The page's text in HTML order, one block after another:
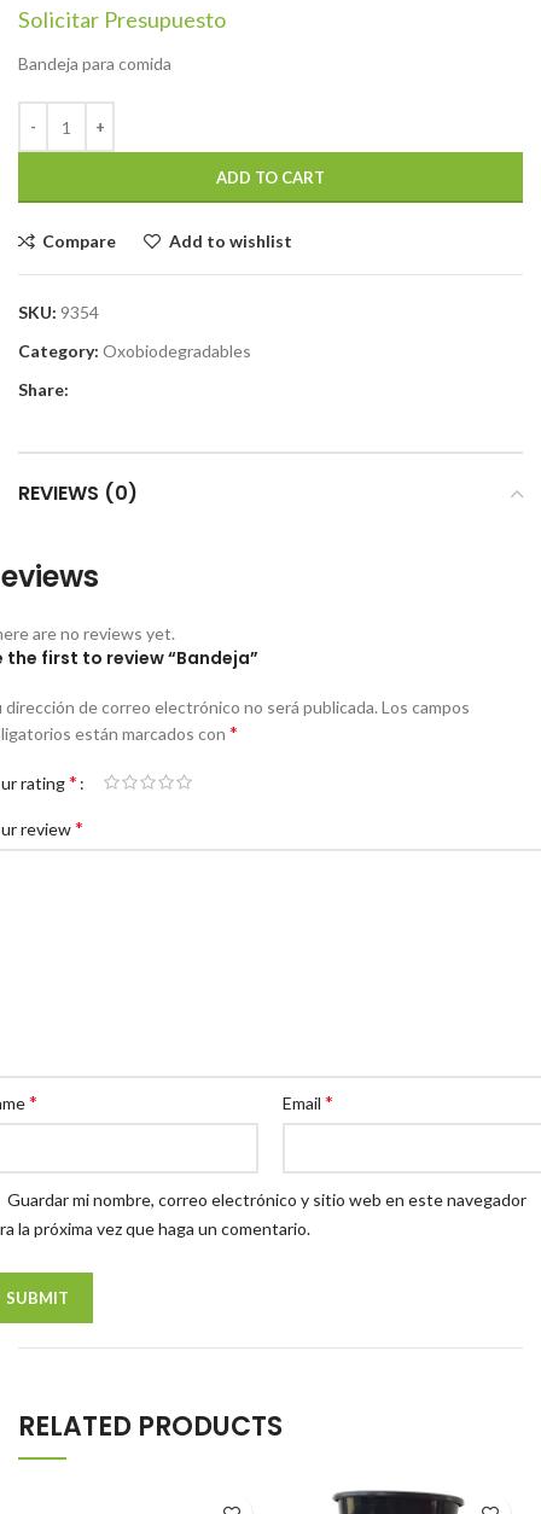
Solicitar Presupuesto
Bandeja para comida
ADD TO CART
Compare Add to wishlist
SKU: 9354
Category: Oxobiodegradables
Share:
REVIEWS (0)
are no reviews yet.
the first to review “Bandeja”
dirección de correo electrónico no será publicada. Los campos
están marcados con *
rating*
review*
* Email *
Guardar mi nombre, correo electrónico y sitio web en este navegador
la próxima vez que haga un comentario.
RELATED PRODUCTS